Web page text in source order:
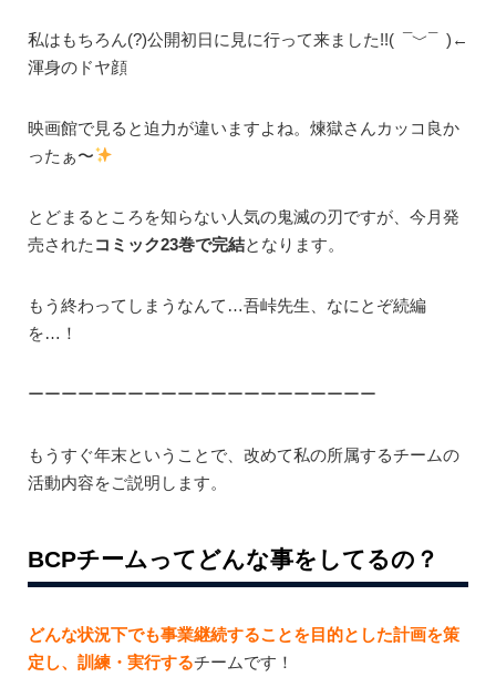
私はもちろん(?)公開初日に見に行って来ました!!( ¯﹀¯ )←
渾身のドヤ顔
映画館で見ると迫力が違いますよね。煉獄さんカッコ良か
ったぁ〜
とどまるところを知らない人気の鬼滅の刃ですが、今月発
売された コミック23巻で完結となります。
もう終わってしまうなんて…吾峠先生、なにとぞ続編
を…！
ーーーーーーーーーーーーーーーーーーーーー
もうすぐ年末ということで、改めて私の所属するチームの
活動内容をご説明します。
BCPチームってどんな事をしてるの？
どんな状況下でも事業継続することを目的とした計画を策
定し、訓練・実行するチームです！